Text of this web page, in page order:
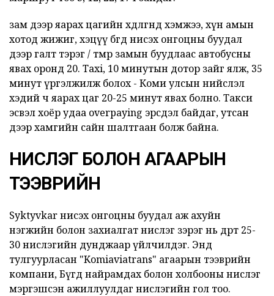
зам дээр яарах цагийн хөдөлгөөнд хэмжээ, хүн амын
хотод жижиг, хэцүү бөгөөд нисэх онгоцны буудал
дээр галт тэрэг / төмөр замын буудлаас автобусны
явах оронд 20. Taxi, 10 минутын дотор зайг ялж, 35
минут үргэлжилж болох - Коми улсын нийслэл
хэдий ч яарах цаг 20-25 минут явах болно. Такси
эсвэл хоёр удаа overpaying эрсдэл байдаг, утсан
дээр хамгийн сайн шалтгаан болж байна.
НИСЛЭГ БОЛОН АГААРЫН
ТЭЭВРИЙН
Syktyvkar нисэх онгоцны буудал аж ахуйн
нэгжийн болон захиалгат нислэг зэрэг нь өдөрт 25-
30 нислэгийн дунджаар үйлчилдэг. Энд
тулгуурласан "Komiaviatrans" агаарын тээврийн
компани, Бүгд найрамдах болон холбооны нислэг
мэргэшсэн ажиллуулдаг нислэгийн гол тоо.